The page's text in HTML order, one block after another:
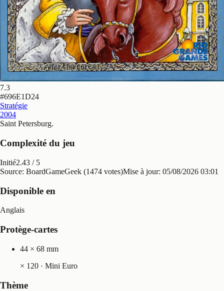
7.3
#696E1D24
Stratégie
2004
Saint Petersburg.
Complexité du jeu
Initié2.43 / 5
Source: BoardGameGeek (1474 votes)Mise à jour: 05/08/2026 03:01
Disponible en
Anglais
Protège-cartes
44 × 68 mm
× 120 · Mini Euro
Thème